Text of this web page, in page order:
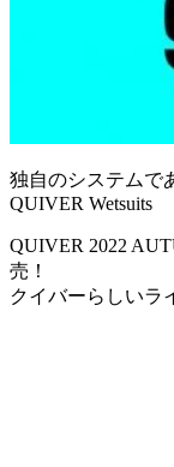
独自のシステムで
QUIVER Wetsuits
QUIVER 2022
売！
クイバーらしいラ